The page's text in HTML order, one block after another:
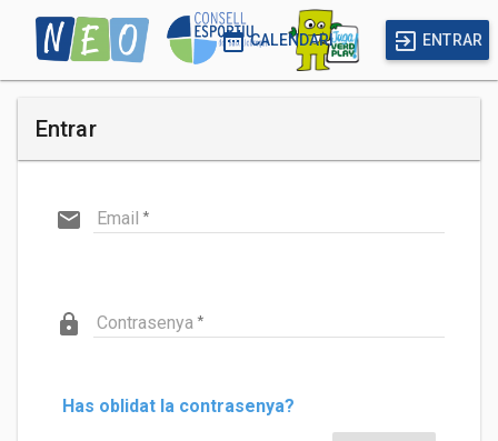
date_rangeCALENDARI exit_to_app ENTRAR
Entrar
Email
Contrasenya
Has oblidat la contrasenya?